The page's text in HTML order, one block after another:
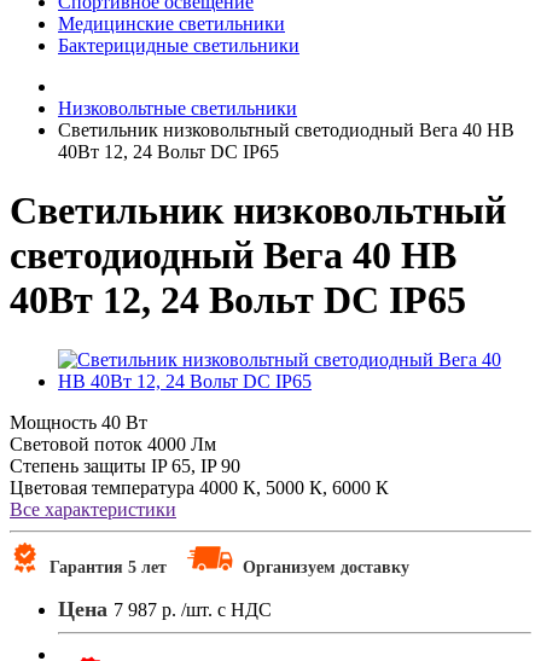
Медицинские светильники
Бактерицидные светильники
Низковольтные светильники
Светильник низковольтный светодиодный Вега 40 НВ
40Вт 12, 24 Вольт DC IP65
Светильник низковольтный
светодиодный Вега 40 НВ
40Вт 12, 24 Вольт DC IP65
Мощность 40 Вт
Световой поток 4000 Лм
Степень защиты IP 65, IP 90
Цветовая температура 4000 К, 5000 К, 6000 К
Все характеристики
Гарантия 5 лет Организуем доставку
Цена 7 987 р. /шт. с НДС